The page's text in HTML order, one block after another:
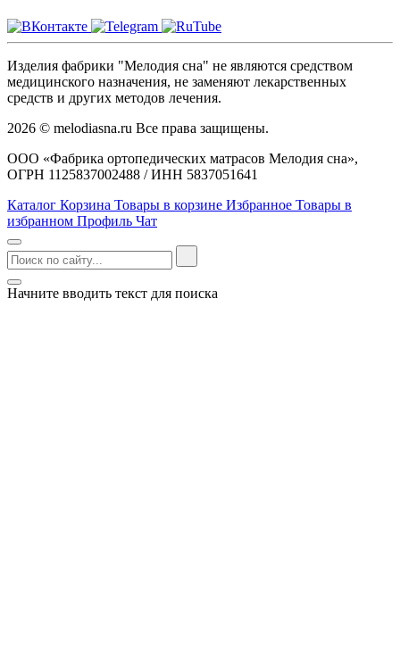
Изделия фабрики "Мелодия сна" не являются средством
медицинского назначения, не заменяют лекарственных
средств и других методов лечения.
2026 © melodiasna.ru Все права защищены.
ООО «Фабрика ортопедических матрасов Мелодия сна»,
ОГРН 1125837002488 / ИНН 5837051641
Каталог Корзина Товары в корзине Избранное Товары в
избранном Профиль Чат
Начните вводить текст для поиска